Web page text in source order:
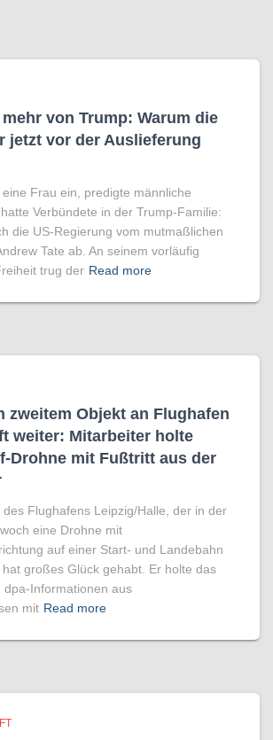
von Trump: Warum die
jetzt vor der Auslieferung
Frau ein, predigte männliche
Verbündete in der Trump-Familie:
die US-Regierung vom mutmaßlichen
Tate ab. An seinem vorläufig
trug der Read more
zweitem Objekt an Flughafen
weiter: Mitarbeiter holte
Drohne mit Fußtritt aus der
Flughafens Leipzig/Halle, der in der
eine Drohne mit
auf einer Start- und Landebahn
großes Glück gehabt. Er holte das
dpa-Informationen aus
mit Read more